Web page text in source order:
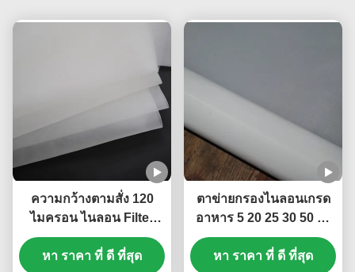
ความกว้างตามสั่ง 120
ไมครอน ไนลอน Filter
Mesh สําหรับเลือด
หา ราคา ที่ ดี ที่สุด
ตาข่ายกรองไนลอนเกรด
อาหาร 5 20 25 30 50 60
100 200 300 400 ไมครอน
หา ราคา ที่ ดี ที่สุด